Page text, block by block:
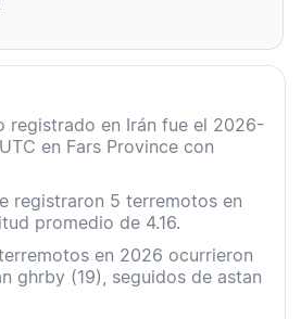
registrado en Irán fue el 2026-
en Fars Province con
registraron 5 terremotos en
promedio de 4.16.
en 2026 ocurrieron
ghrby (19), seguidos de astan